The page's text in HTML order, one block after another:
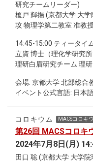
多くの人に覚えていただ
です。私はベタベタの
かったのですが、なぜか
（トリ胚）をみて数理
物理・数学の院生や学部
ぞいて生（なま）のト
理―数理の融合研究で世
ードでできることが京
言葉に、新しい挑戦に胸躍る10
疑応答 16:20-16:30 休憩 [16:30-18:30 第2部 2024年度 MACS
成果報告会] 16:30-17:30
ク 17:30-18:30 参加学生
研究チームリーダー)
榎戸 輝揚 (京都大学 大
攻 物理学第二教室 准教
14:45-15:00 ティータイ
立資 博士（理化学研究
理研白眉研究チーム 理
大学理学研究科 物理学
教授）「学際融合で進め
17:15-18:00 継続討論会
会場: 京都大学 北部総合
イベント公式言語: 日本
コロキウム MACSコロキ
第26回 MACSコロキ
2024年7月8日(月)
田口 聡 (京都大学 大学